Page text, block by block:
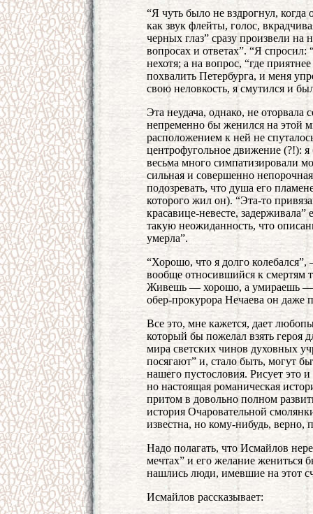
“Я чуть было не вздрогнул,
как звук флейты, голос,
черных глаз” сразу произвели на
вопросах и ответах”. “Я
нехотя; а на вопрос, “где
похвалить Петербурга, и меня
свою неловкость, я смутился и
Эта неудача, однако, не оторвала
непременно бы женился на этой
расположением к ней не
центрофугольное движение (?!):
весьма много симпатизировали
сильная и совершенно
подозревать, что душа его
которого жил он). “Эта-то
красавице-невесте,
такую неожиданность, что
умерла”.
“Хорошо, что я долго
вообще относившийся к смертям
Живешь — хорошо, а умираешь —
обер-прокурора Нечаева он даже
Все это, мне кажется, дает
который бы пожелал взять героя
мира светских чинов духовных
посягают” и, стало быть, могут
нашего пустословия. Рисует это
но настоящая романическая
притом в довольно полном
история Очаровательной
известна, но кому-нибудь, верно,
Надо полагать, что Исмайлов
мечтах” и его желание
нашлись люди, имевшие на этот
Исмайлов рассказывает: